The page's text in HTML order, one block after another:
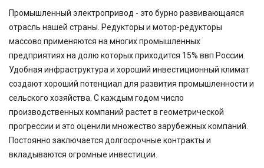
Промышленный электропривод - это бурно развивающаяся
отрасль нашей страны. Редукторы и мотор-редукторы
массово применяются на многих промышленных
предприятиях на долю которых приходится 15% ввп России.
Удобная инфраструктура и хороший инвестиционный климат
создают хороший потенциал для развития промышленности и
сельского хозяйства. С каждым годом число
производственных компаний растет в геометрической
прогрессии и это оценили множество зарубежных компаний.
Постоянно заключается долгосрочные контракты и
вкладываются огромные инвестиции.